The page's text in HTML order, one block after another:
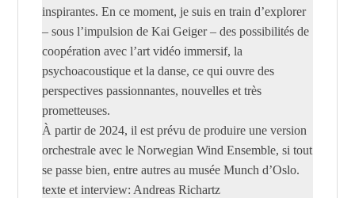
inspirantes. En ce moment, je suis en train d’explorer
– sous l’impulsion de Kai Geiger – des possibilités de
coopération avec l’art vidéo immersif, la
psychoacoustique et la danse, ce qui ouvre des
perspectives passionnantes, nouvelles et très
prometteuses.
À partir de 2024, il est prévu de produire une version
orchestrale avec le Norwegian Wind Ensemble, si tout
se passe bien, entre autres au musée Munch d’Oslo.
texte et interview: Andreas Richartz